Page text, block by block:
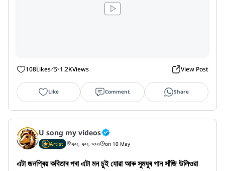
108Likes 1.2KViews View Post
Like Comment Share
U song my videos
Artist বাক্সা, বাক্সা, অসম on 10 May
এটা জনপ্ৰিয় কবিতাৰ পৰা এটা মন চুই যোৱা আৰু সুমধুৰ গান সাঁ‌জি উলিওৱা